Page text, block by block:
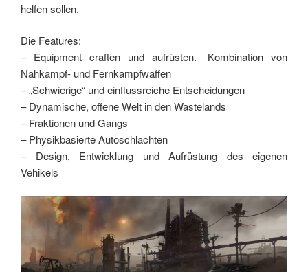
helfen sollen.
Die Features:
– Equipment craften und aufrüsten.- Kombination von
Nahkampf- und Fernkampfwaffen
– „Schwierige“ und einflussreiche Entscheidungen
– Dynamische, offene Welt in den Wastelands
– Fraktionen und Gangs
– Physikbasierte Autoschlachten
– Design, Entwicklung und Aufrüstung des eigenen
Vehikels